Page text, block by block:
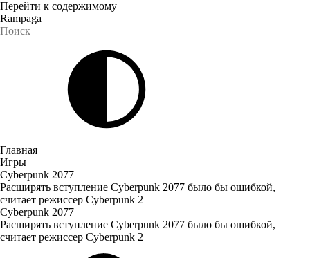
Перейти к содержимому
Rampaga
Главная
Игры
Cyberpunk 2077
Расширять вступление Cyberpunk 2077 было бы ошибкой,
считает режиссер Cyberpunk 2
Cyberpunk 2077
Расширять вступление Cyberpunk 2077 было бы ошибкой,
считает режиссер Cyberpunk 2